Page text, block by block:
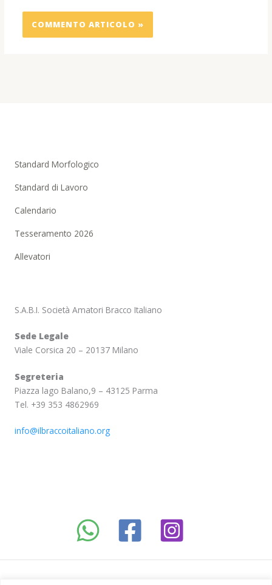
Standard Morfologico
Standard di Lavoro
Calendario
Tesseramento 2026
Allevatori
S.A.B.I. Società Amatori Bracco Italiano
Sede Legale
Viale Corsica 20 – 20137 Milano
Segreteria
Piazza lago Balano,9 – 43125 Parma
Tel. +39 353 4862969
info@ilbraccoitaliano.org